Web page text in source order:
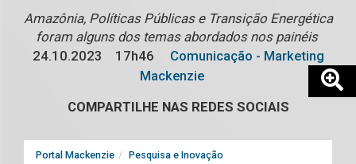
Amazônia, Políticas Públicas e Transição Energética
foram alguns dos temas abordados nos painéis
24.10.2023
17h46
Comunicação - Marketing
Mackenzie
COMPARTILHE NAS REDES SOCIAIS
Portal Mackenzie
Pesquisa e Inovação